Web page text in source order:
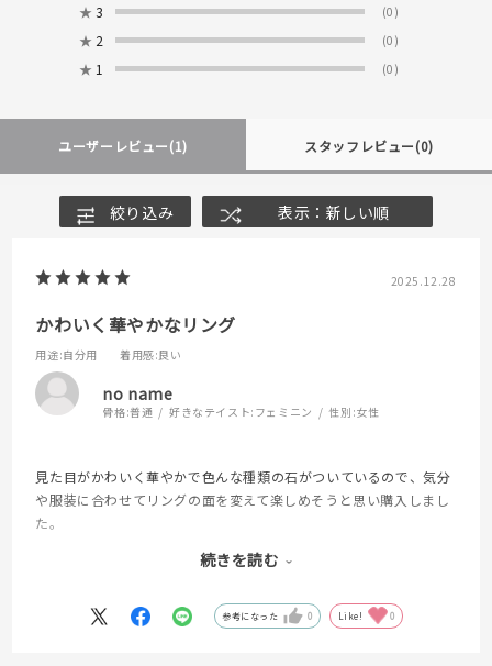
★ 3 (0)
★ 2 (0)
★ 1 (0)
ユーザーレビュー(1) スタッフレビュー(0)
絞り込み 表示：新しい順
2025.12.28
かわいく華やかなリング
用途:自分用 着用感:良い
no name
骨格:普通 好きなテイスト: フェミニン 性別:女性
見た目がかわいく華やかで色んな種類の石がついているので、気分
や服装に合わせてリングの面を変えて楽しめそうと思い購入しまし
た。
かなりゆとりがありました。
ただ実物は商品ページの画像の通り本当にかわいく、存在感もある
続きを読む
参考になった 0 Like! 0